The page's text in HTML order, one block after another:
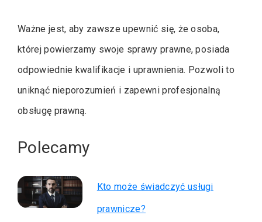
Ważne jest, aby zawsze upewnić się, że osoba,
której powierzamy swoje sprawy prawne, posiada
odpowiednie kwalifikacje i uprawnienia. Pozwoli to
uniknąć nieporozumień i zapewni profesjonalną
obsługę prawną.
Polecamy
Kto może świadczyć usługi
prawnicze?